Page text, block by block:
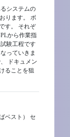
システムの
ります。 ボ
す。 それぞ
から作業指
験工程です
っていきま
ドキュメン
ることを狙
ベスト） セ